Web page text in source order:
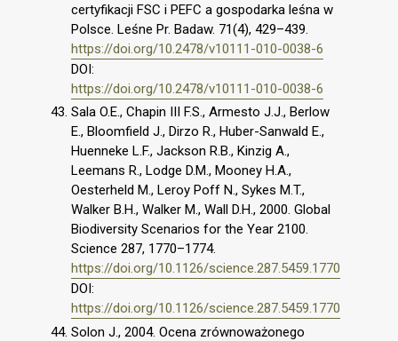
certyfikacji FSC i PEFC a gospodarka leśna w
Polsce. Leśne Pr. Badaw. 71(4), 429–439.
https://doi.org/10.2478/v10111-010-0038-6
DOI:
https://doi.org/10.2478/v10111-010-0038-6
Sala O.E., Chapin III F.S., Armesto J.J., Berlow
E., Bloomfield J., Dirzo R., Huber-Sanwald E.,
Huenneke L.F., Jackson R.B., Kinzig A.,
Leemans R., Lodge D.M., Mooney H.A.,
Oesterheld M., Leroy Poff N., Sykes M.T.,
Walker B.H., Walker M., Wall D.H., 2000. Global
Biodiversity Scenarios for the Year 2100.
Science 287, 1770–1774.
https://doi.org/10.1126/science.287.5459.1770
DOI:
https://doi.org/10.1126/science.287.5459.1770
Solon J., 2004. Ocena zrównoważonego